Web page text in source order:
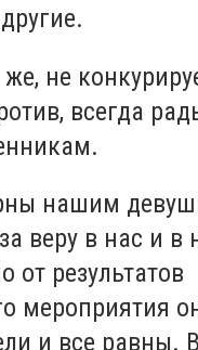
не
всегда
нашим
веру в нас и в
от результатов
мероприятия
и все равны.